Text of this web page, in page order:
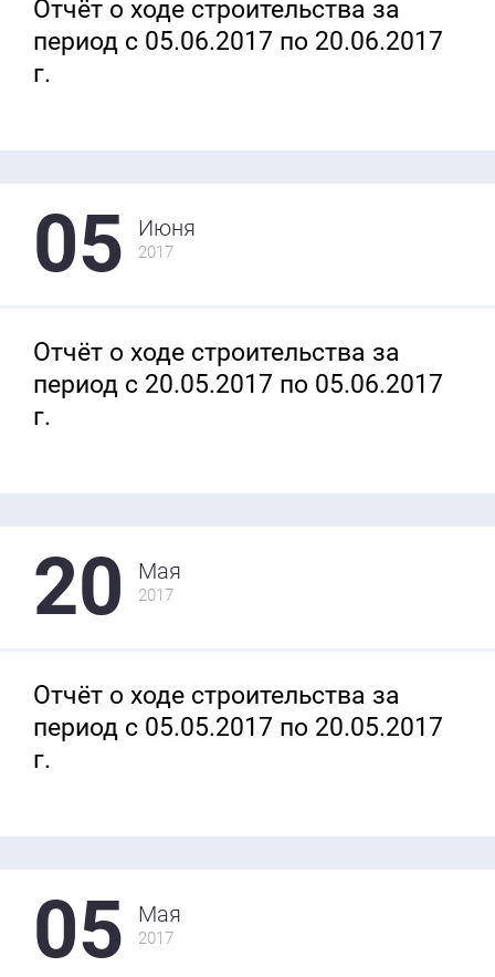
Отчёт о ходе строительства за
период с 05.06.2017 по 20.06.2017
г.
05 Июня
2017
Отчёт о ходе строительства за
период с 20.05.2017 по 05.06.2017
г.
20 Мая
2017
Отчёт о ходе строительства за
период с 05.05.2017 по 20.05.2017
г.
05 Мая
2017